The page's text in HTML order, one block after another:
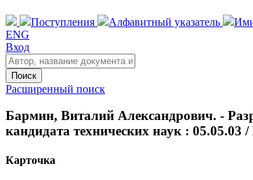
Поступления Алфавитный указатель
ENG
Вход
Поиск
Расширенный поиск
Бармин, Виталий Александрович. -
кандидата технических наук : 05.05.03
Карточка